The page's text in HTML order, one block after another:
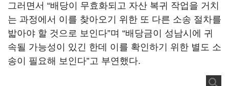
그러면서 “배당이 무효화되고 자산 복귀 작업을 거치
는 과정에서 이를 찾아오기 위한 또 다른 소송 절차를
밟아야 할 것으로 보인다”며 “배당금이 성남시에 귀
속될 가능성이 있긴 한데 이를 확인하기 위한 별도 소
송이 필요해 보인다”고 부연했다.